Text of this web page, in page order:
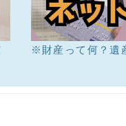
※財産って何？遺